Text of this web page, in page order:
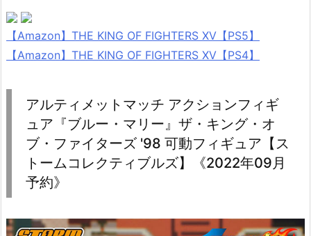
【Amazon】THE KING OF FIGHTERS XV【PS5】
【Amazon】THE KING OF FIGHTERS XV【PS4】
アルティメットマッチ アクションフィギ
ュア『ブルー・マリー』ザ・キング・オ
ブ・ファイターズ '98 可動フィギュア【ス
トームコレクティブルズ】《2022年09月
予約》